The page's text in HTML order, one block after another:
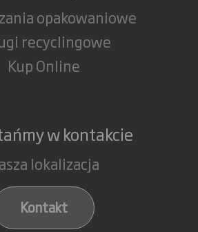
opakowaniowe
recyclingowe
Kup Online
w kontakcie
lokalizacja
Kontakt